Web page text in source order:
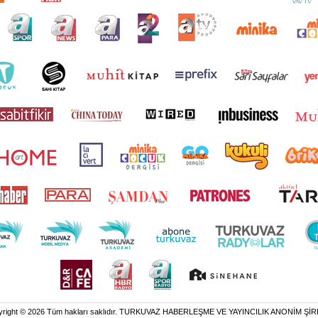
© 2026 Tüm hakları saklıdır. TURKUVAZ HABERLEŞME VE YAYINCILIK ANONİM